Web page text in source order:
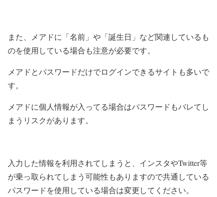
また、メアドに「名前」や「誕生日」など関連しているも
のを使用している場合も注意が必要です。
メアドとパスワードだけでログインできるサイトも多いで
す。
メアドに個人情報が入ってる場合はパスワードもバレてし
まうリスクがあります。
入力した情報を利用されてしまうと、インスタやTwitter等
が乗っ取られてしまう可能性もありますので共通している
パスワードを使用している場合は変更してください。